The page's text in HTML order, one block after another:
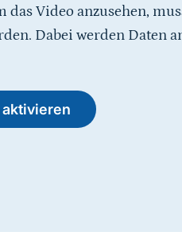
Video anzusehen,
Dabei werden Daten